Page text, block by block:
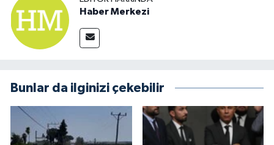
Haber Merkezi
Bunlar da ilginizi çekebilir